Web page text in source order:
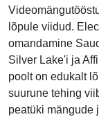
lõpule viidud.
omandamine
Silver Lake'i ja
poolt on edukalt
suurune tehing
peatüki mängude